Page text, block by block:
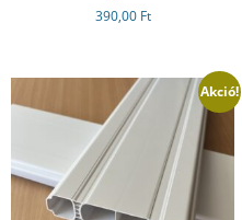
390,00 Ft
Akció!